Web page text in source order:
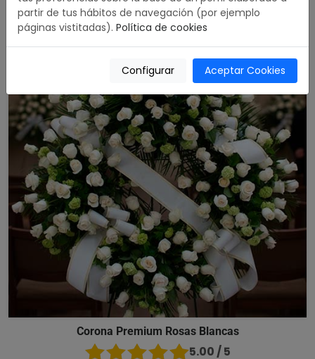
Corona Premium Rosas Blancas
5.00 / 5
partir de tus hábitos de navegación (por ejemplo
páginas vistitadas). Política de cookies
Configurar Aceptar Cookies